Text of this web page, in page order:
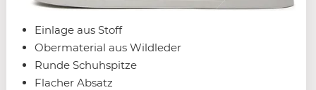
Einlage aus Stoff
Obermaterial aus Wildleder
Runde Schuhspitze
Flacher Absatz